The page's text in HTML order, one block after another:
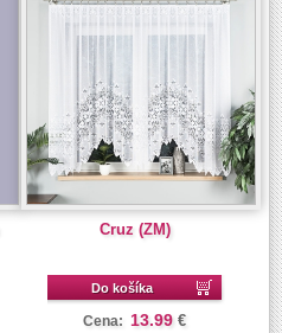
Cruz (ZM)
Do košíka
Cena: 13.99 €